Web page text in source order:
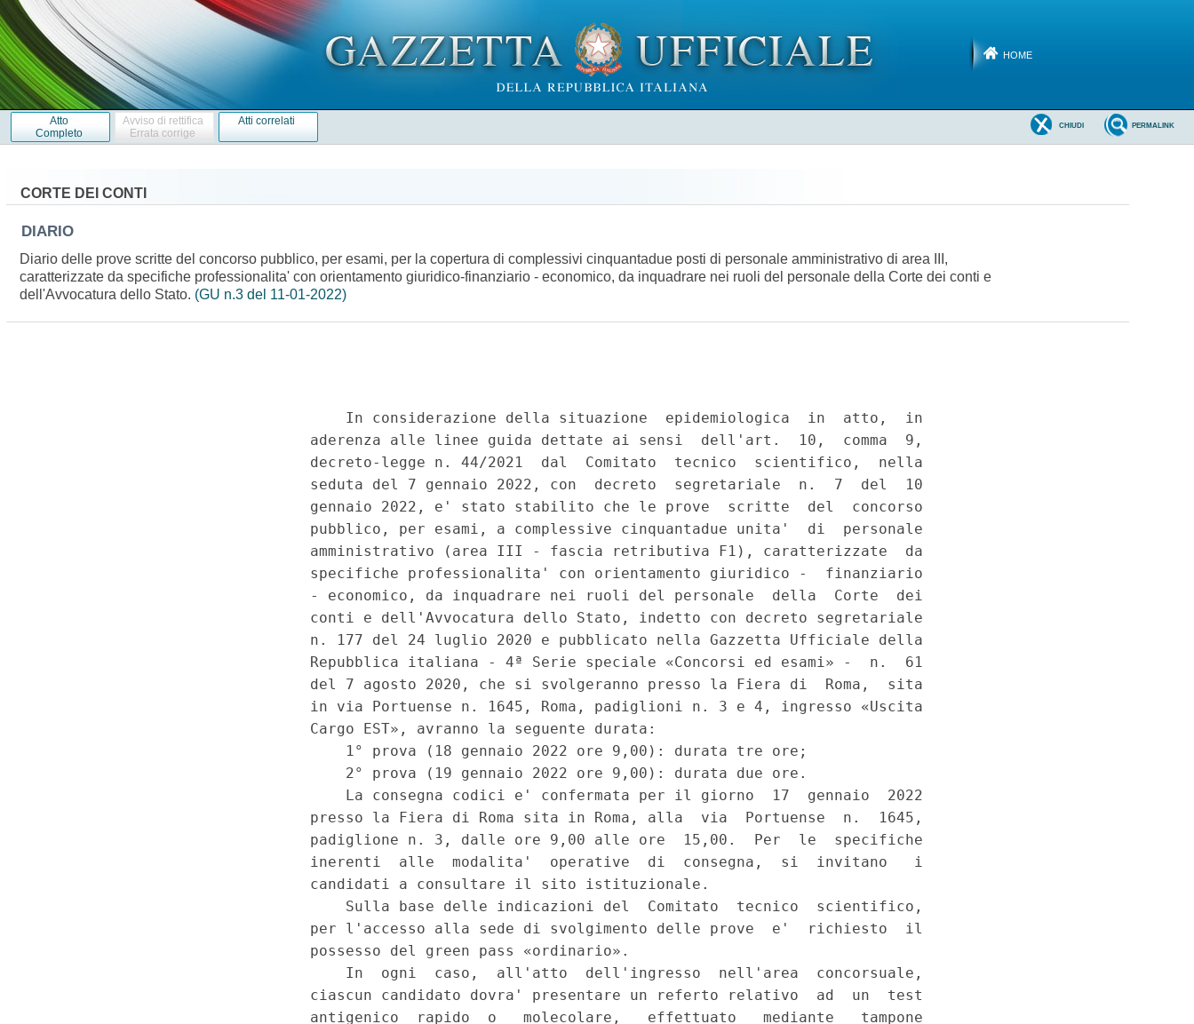
HOME
Atto
Completo
Avviso di rettifica
Errata corrige
Atti correlati PERMALINK
CHIUDI
CORTE DEI CONTI
DIARIO
Diario delle prove scritte del concorso pubblico, per esami, per la copertura di complessivi cinquantadue posti di personale amministrativo di area III,
caratterizzate da specifiche professionalita' con orientamento giuridico-finanziario - economico, da inquadrare nei ruoli del personale della Corte dei conti e
dell'Avvocatura dello Stato. (GU n.3 del 11-01-2022)